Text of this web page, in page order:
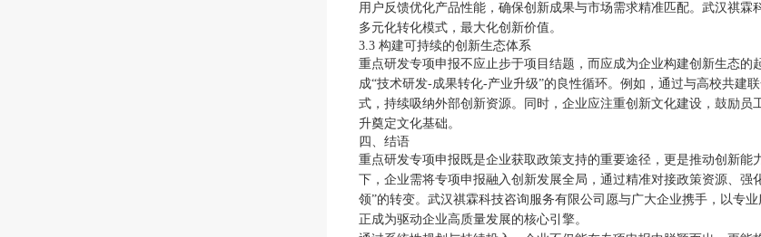
用户反馈优化产品性能，确保创新成果与市场需求精准匹配。武汉祺霖
多元化转化模式，最大化创新价值。
3.3 构建可持续的创新生态体系
重点研发专项申报不应止步于项目结题，而应成为企业构建创新生态
成“技术研发-成果转化-产业升级”的良性循环。例如，通过与高校共建
式，持续吸纳外部创新资源。同时，企业应注重创新文化建设，鼓励
升奠定文化基础。
四、结语
重点研发专项申报既是企业获取政策支持的重要途径，更是推动创新
下，企业需将专项申报融入创新发展全局，通过精准对接政策资源、强
领”的转变。武汉祺霖科技咨询服务有限公司愿与广大企业携手，以专
正成为驱动企业高质量发展的核心引擎。